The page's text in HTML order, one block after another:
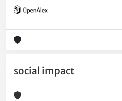
social impact